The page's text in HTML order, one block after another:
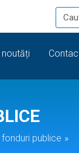
publice »